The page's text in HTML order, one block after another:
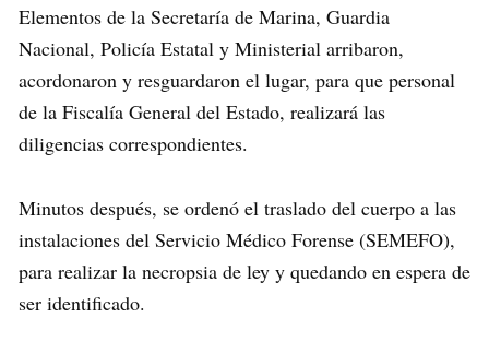
Elementos de la Secretaría de Marina, Guardia
Nacional, Policía Estatal y Ministerial arribaron,
acordonaron y resguardaron el lugar, para que personal
de la Fiscalía General del Estado, realizará las
diligencias correspondientes.
Minutos después, se ordenó el traslado del cuerpo a las
instalaciones del Servicio Médico Forense (SEMEFO),
para realizar la necropsia de ley y quedando en espera de
ser identificado.